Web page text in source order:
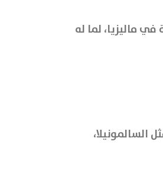
ماليزيا، لما له
السالمونيلا،